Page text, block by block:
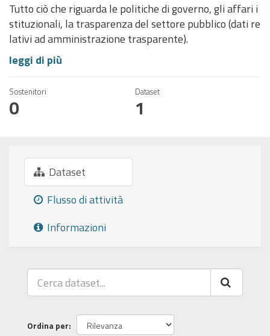
Tutto ciò che riguarda le politiche di governo, gli affari i
stituzionali, la trasparenza del settore pubblico (dati re
lativi ad amministrazione trasparente).
leggi di più
Sostenitori
0
Dataset
1
Dataset
Flusso di attività
Informazioni
Ordina per